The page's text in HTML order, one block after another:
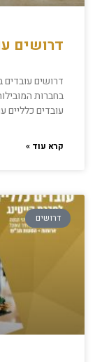
דרושים
דרושים עובדים
בחברות
עובדים כלליים
קרא עוד »
דרושים